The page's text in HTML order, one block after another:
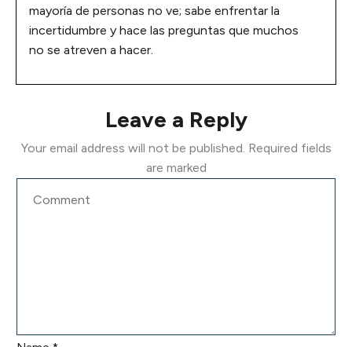
mayoría de personas no ve; sabe enfrentar la
incertidumbre y hace las preguntas que muchos
no se atreven a hacer.
Leave a Reply
Your email address will not be published. Required fields
are marked